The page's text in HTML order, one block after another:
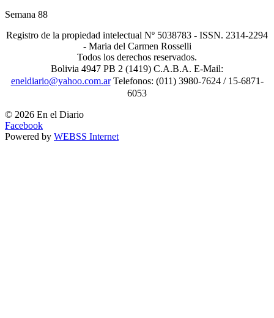
Semana 88
Registro de la propiedad intelectual Nº 5038783 - ISSN. 2314-2294
- Maria del Carmen Rosselli
Todos los derechos reservados.
Bolivia 4947 PB 2 (1419) C.A.B.A. E-Mail:
eneldiario@yahoo.com.arTelefonos: (011) 3980-7624 / 15-6871-
6053
© 2026 En el Diario
Facebook
Powered by WEBSS Internet